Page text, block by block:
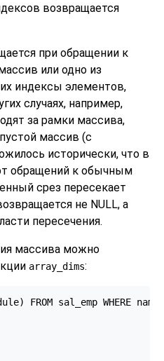
возвращается
при обращении к
или одно из
индексы элементов,
случаях, например,
за рамки массива,
массив (с
исторически, что в
обращений к обычным
срез пересекает
не NULL, а
пересечения.
массива можно
array_dims:
FROM sal_emp WHERE